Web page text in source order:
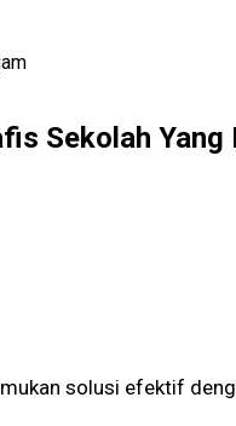
Sekolah Yang
solusi efektif